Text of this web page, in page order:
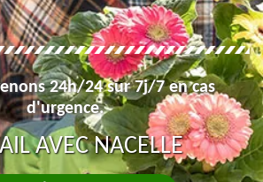
24h/24 sur 7j/7 en cas
d'urgence.
AVEC NACELLE